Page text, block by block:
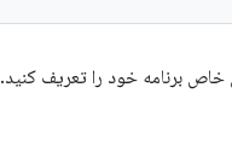
برنامه خود را تعریف کنید.